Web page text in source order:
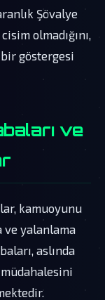
Şövalye
olmadığını,
göstergesi
ve
kamuoyunu
ve yalanlama
aslında
müdahalesini